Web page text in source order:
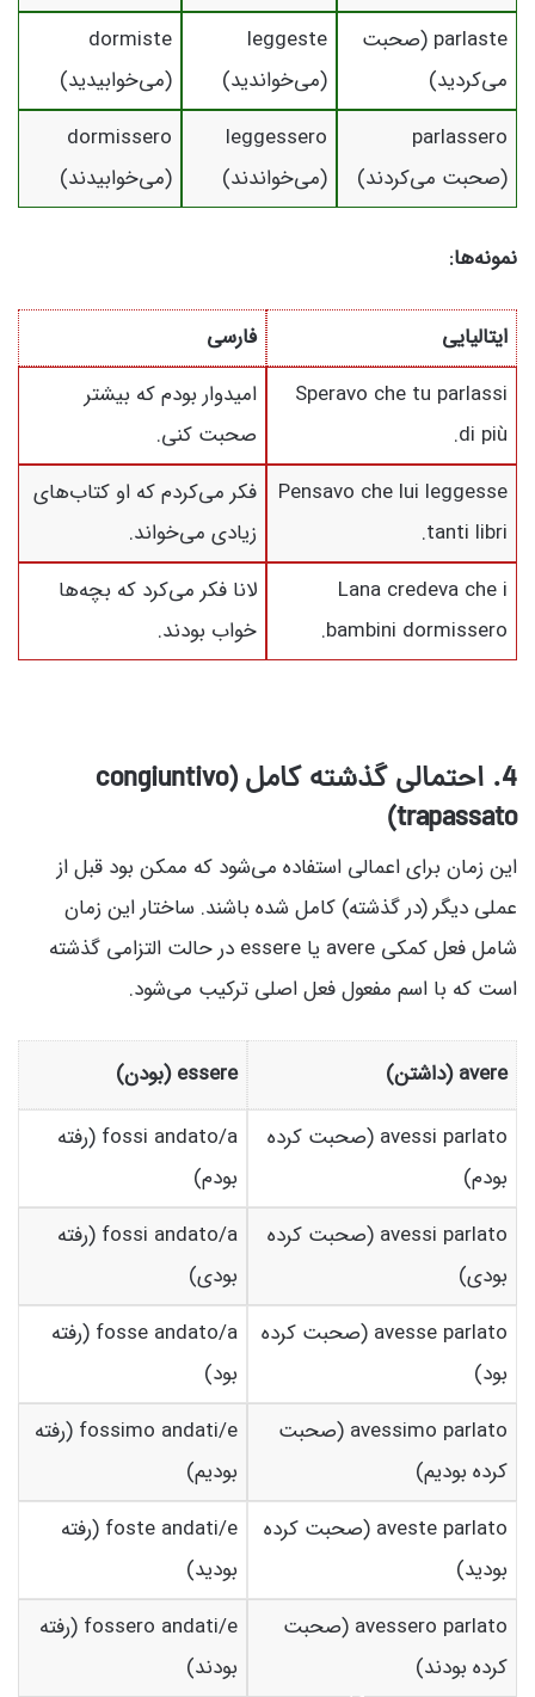
parlaste (صحبت
می‌کردید)
leggeste
(می‌خواندید)
dormiste
(می‌خوابیدید)
parlassero
(صحبت می‌کردند)
leggessero
(می‌خواندند)
dormissero
(می‌خوابیدند)
نمونه‌ها:
ایتالیایی
فارسی
Speravo che tu parlassi
di più.
امیدوار بودم که بیشتر
صحبت کنی.
Pensavo che lui leggesse
tanti libri.
فکر می‌کردم که او کتاب‌های
زیادی می‌خواند.
Lana credeva che i
bambini dormissero.
لانا فکر می‌کرد که بچه‌ها
خواب بودند.
4. احتمالی گذشته کامل (congiuntivo
trapassato)
این زمان برای اعمالی استفاده می‌شود که ممکن بود قبل از
عملی دیگر (در گذشته) کامل شده باشند. ساختار این زمان
شامل فعل کمکی avere یا essere در حالت التزامی گذشته
است که با اسم مفعول فعل اصلی ترکیب می‌شود.
avere (داشتن)
essere (بودن)
avessi parlato (صحبت کرده
بودم)
fossi andato/a (رفته
بودم)
avessi parlato (صحبت کرده
بودی)
fossi andato/a (رفته
بودی)
avesse parlato (صحبت کرده
بود)
fosse andato/a (رفته
بود)
avessimo parlato (صحبت
کرده بودیم)
fossimo andati/e (رفته
بودیم)
aveste parlato (صحبت کرده
بودید)
foste andati/e (رفته
بودید)
avessero parlato (صحبت
کرده بودند)
fossero andati/e (رفته
بودند)